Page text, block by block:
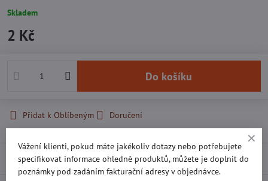
Skladem
2 Kč
Do košíku
Přidat k Oblíbeným Doručení
Popis
Vážení klienti, pokud máte jakékoliv dotazy nebo potřebujete
specifikovat informace ohledně produktů, můžete je doplnit do
poznámky pod zadáním fakturační adresy v objednávce.